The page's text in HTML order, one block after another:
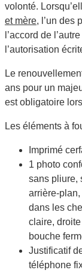
volonté.
et mère, l’un des
l’accord de
l’autorisation
Le
ans pour un
est obligatoire
Les éléments à
Imprimé
1 photo
sans pliure,
arrière-
dans les
claire,
bouche
Justificatif
téléphone